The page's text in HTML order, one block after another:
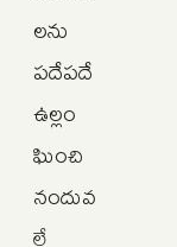
లను
పదేపదే
ఉల్లం
ఘించి
నందువ
ల్లే